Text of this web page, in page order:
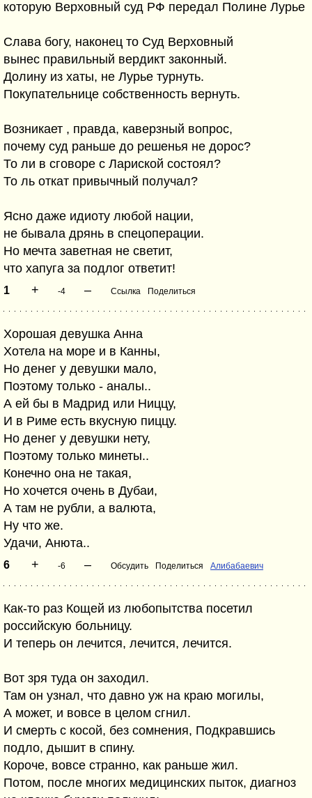
которую Верховный суд РФ передал Полине Лурье
Слава богу, наконец то Суд Верховный
вынес правильный вердикт законный.
Долину из хаты, не Лурье турнуть.
Покупательнице собственность вернуть.
Возникает , правда, каверзный вопрос,
почему суд раньше до решенья не дорос?
То ли в сговоре с Лариской состоял?
То ль откат привычный получал?
Ясно даже идиоту любой нации,
не бывала дрянь в спецоперации.
Но мечта заветная не светит,
что хапуга за подлог ответит!
1 + -4 – Ссылка Поделиться
Хорошая девушка Анна
Хотела на море и в Канны,
Но денег у девушки мало,
Поэтому только - аналы..
А ей бы в Мадрид или Ниццу,
И в Риме есть вкусную пиццу.
Но денег у девушки нету,
Поэтому только минеты..
Конечно она не такая,
Но хочется очень в Дубаи,
А там не рубли, а валюта,
Ну что же.
Удачи, Анюта..
6 + -6 – Обсудить Поделиться Алибабаевич
Как-то раз Кощей из любопытства посетил
российскую больницу.
И теперь он лечится, лечится, лечится.
Вот зря туда он заходил.
Там он узнал, что давно уж на краю могилы,
А может, и вовсе в целом сгнил.
И смерть с косой, без сомнения, Подкравшись
подло, дышит в спину.
Короче, вовсе странно, как раньше жил.
Потом, после многих медицинских пыток, диагноз